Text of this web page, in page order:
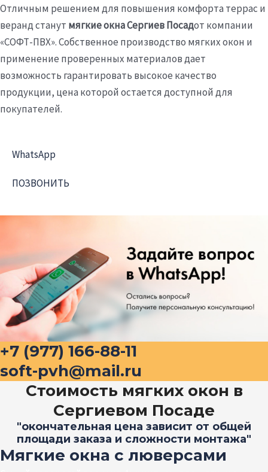
Отличным решением для повышения комфорта террас и
веранд станут мягкие окна Сергиев Посадот компании
«СОФТ-ПВХ». Собственное производство мягких окон и
применение проверенных материалов дает
возможность гарантировать высокое качество
продукции, цена которой остается доступной для
покупателей.
WhatsApp
ПОЗВОНИТЬ
+7 (977) 166-88-11
soft-pvh@mail.ru
Стоимость мягких окон в
Сергиевом Посаде
"окончательная цена зависит от общей
площади заказа и сложности монтажа"
Мягкие окна с люверсами